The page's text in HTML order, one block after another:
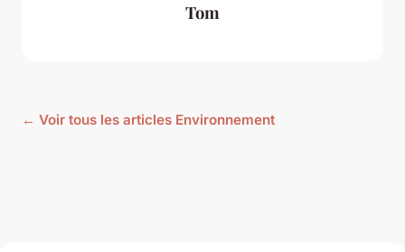
Tom
← Voir tous les articles Environnement